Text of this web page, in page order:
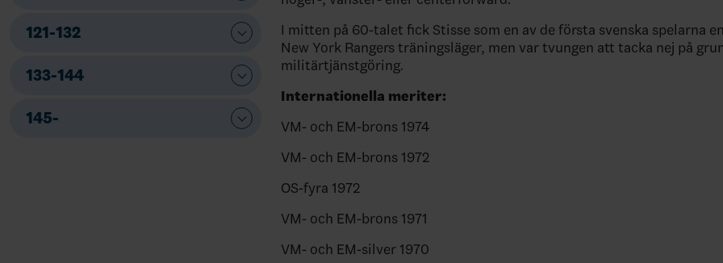
121-132
133-144
145-
I mitten på 60-talet fick Stisse som en av de första svenska spelarna
New York Rangers träningsläger, men var tvungen att tacka nej på
militärtjänstgöring.
Internationella meriter:
VM- och EM-brons 1974
VM- och EM-brons 1972
OS-fyra 1972
VM- och EM-brons 1971
VM- och EM-silver 1970